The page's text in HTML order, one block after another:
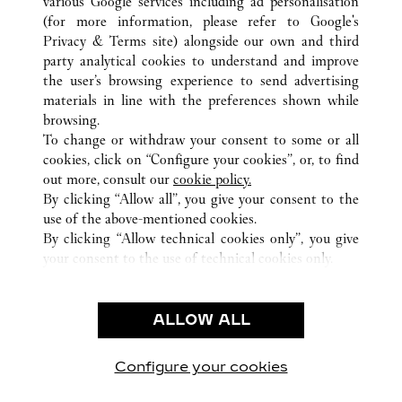
ALLE CARTIER STANDORTE
VEREINIGTE STAATEN
TX
DALLAS 51 HIGHLAND PARK VILLAGE
CUSTOMER CARE
CONTACT US
OUR COMPANY
CAREERS
FIND A BOUTIQUE
PRIVACY POLICY
CONDITIONS OF SALE
(for more information, please refer to Google's
Privacy & Terms site) alongside our own and third
party analytical cookies to understand and improve
the user’s browsing experience to send advertising
materials in line with the preferences shown while
browsing.
To change or withdraw your consent to some or all
cookies, click on “Configure your cookies”, or, to find
out more, consult our cookie policy.
By clicking “Allow all”, you give your consent to the
use of the above-mentioned cookies.
By clicking “Allow technical cookies only”, you give
your consent to the use of technical cookies only.
ALLOW ALL
Configure your cookies